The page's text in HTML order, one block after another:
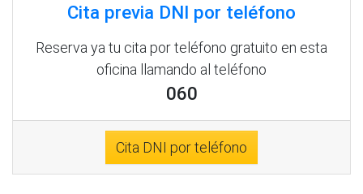
Cita previa DNI por teléfono
Reserva ya tu cita por teléfono gratuito en esta
oficina llamando al teléfono
060
Cita DNI por teléfono